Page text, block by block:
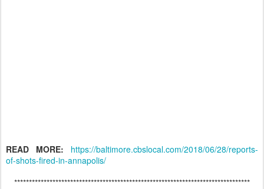
READ MORE:
https://baltimore.cbslocal.com/2018/06/28/reports-
of-shots-fired-in-annapolis/
********************************************************************************